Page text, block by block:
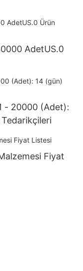
AdetUS.0
- 20000 (Adet):
Fiyat